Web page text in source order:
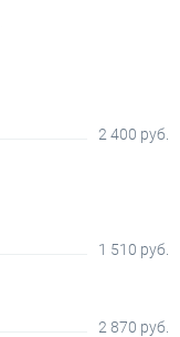
2 400 руб.
1 510 руб.
2 870 руб.